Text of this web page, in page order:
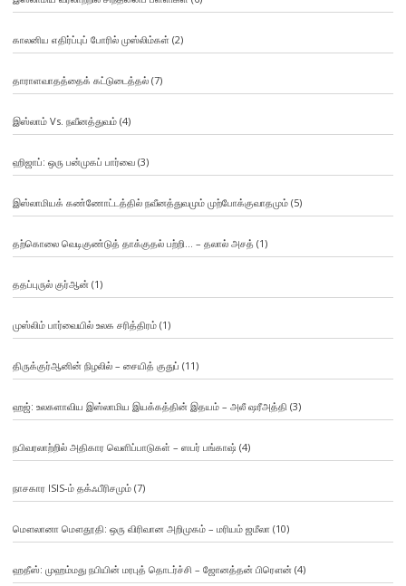
காலனிய எதிர்ப்புப் போரில் முஸ்லிம்கள் (2)
தாராளவாதத்தைக் கட்டுடைத்தல்(7)
இஸ்லாம் Vs. நவீனத்துவம்(4)
ஹிஜாப்: ஒரு பன்முகப் பார்வை(3)
இஸ்லாமியக் கண்ணோட்டத்தில் நவீனத்துவமும் முற்போக்குவாதமும்(5)
தற்கொலை வெடிகுண்டுத் தாக்குதல் பற்றி… – தலால் அசத் (1)
ததப்புருல் குர்ஆன் (1)
முஸ்லிம் பார்வையில் உலக சரித்திரம்(1)
திருக்குர்ஆனின் நிழலில் – சையித் குதுப் (11)
ஹஜ்: உலகளாவிய இஸ்லாமிய இயக்கத்தின் இதயம் – அலீ ஷரீஅத்தி (3)
நபிவரலாற்றில் அதிகார வெளிப்பாடுகள் – ஸபர் பங்காஷ் (4)
நாசகார ISIS-ம் தக்ஃபீரிசமும்(7)
மௌலானா மௌதூதி: ஒரு விரிவான அறிமுகம் – மரியம் ஜமீலா (10)
ஹதீஸ்: முஹம்மது நபியின் மரபுத் தொடர்ச்சி – ஜோனத்தன் பிரௌன் (4)